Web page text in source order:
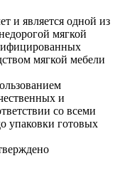
и является одной из
мягкой
мягкой мебели
и
со всеми
упаковки готовых